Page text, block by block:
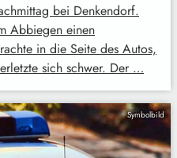
bei Denkendorf.
Abbiegen einen
in die Seite des Autos,
sich schwer. Der …
Symbolbild